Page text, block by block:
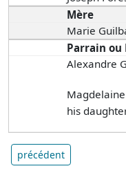
Mère
Marie
Parrain ou
Alexandre
his
précédent